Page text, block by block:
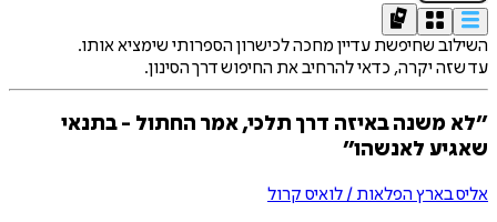
השילוב שחיפשת עדיין מחכה לכישרון הספרותי שימציא אותו.
עד שזה יקרה, כדאי להרחיב את החיפוש דרך הסינון.
״לא משנה באיזה דרך תלכי, אמר החתול - בתנאי
שאגיע לאנשהו״
אליס בארץ הפלאות / לואיס קרול